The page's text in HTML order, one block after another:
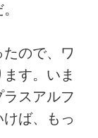
たので、ワ
す。いま
スアルフ
ば、もっ